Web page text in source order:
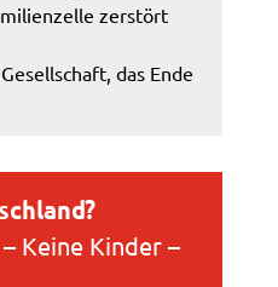
zerstört
das Ende
Keine Kinder –